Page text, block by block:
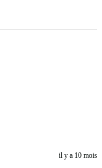
il y a 10 mois